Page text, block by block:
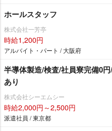
ホールスタッフ
株式会社一芳亭
時給1,200円
アルバイト・パート / 大阪府
半導体製造/検査/社員寮完備0
あり
株式会社シーエムシー
時給2,000円～2,500円
派遣社員 / 東京都